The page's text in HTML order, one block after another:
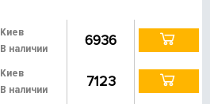
Киев
В наличии
6936
Киев
В наличии
7123